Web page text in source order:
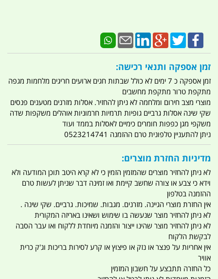
זמן אספקה ותנאי רכישה:
זמן אספקה כ 7 ימים לא כולל שבתות חגים ארועים חריגים מלחמות מגפה
מתקפת טרור מתקפת מחשבים
מוצרי מצב חירום ומלחמה לא ניתן להחזיר. אסלות מזרנים מטענים פנסים
שקי שינה אסלות גרביים גופיות תרמיות חרמוניות אוהלים משקפות שדה
משקפי מגן כפפות חומרים כימיים לאסלות בממד ועוד
ניתן להתעניין טלפונית טרם ההזמנה 0523214741
מדיניות החזרת מוצרים:
לא ניתן להחזיר מוצרים שהמזמין הזמין כי לא קרא היטב תוכן המודעה ולא
וידא כי צבע או צורה שחשב קיימת ואו זמינה דבר שניתן לעשות טרם
ההזמנה בטלפון
אין החזרת מוצרי הגיינה. מזרנים. מגבות. שמיכות. גרביים. שקי שינה .
לא ניתן להחזיר מוצר שנעשה בו שימוש ושאינו באריזה המקורית
לא ניתן להחזיר מוצר שהינו ייצור והזמנה מיוחדת ללקוח ואו עבר הסבה
לבקשת הלקוח
אין אחריות על פנצר או נזק או פיצוץ או קרע לסירות בריכות וג'ק כרית
אוויר
כל החזרה תתבצע על חשבון המזמין